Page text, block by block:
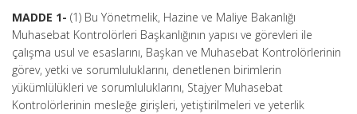
MADDE 1- (1) Bu Yönetmelik, Hazine ve Maliye Bakanlığı
Muhasebat Kontrolörleri Başkanlığının yapısı ve görevleri ile
çalışma usul ve esaslarını, Başkan ve Muhasebat Kontrolörlerinin
görev, yetki ve sorumluluklarını, denetlenen birimlerin
yükümlülükleri ve sorumluluklarını, Stajyer Muhasebat
Kontrolörlerinin mesleğe girişleri, yetiştirilmeleri ve yeterlik